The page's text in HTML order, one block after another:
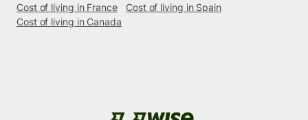
Cost of living in France
Cost of living in Spain
Cost of living in Canada